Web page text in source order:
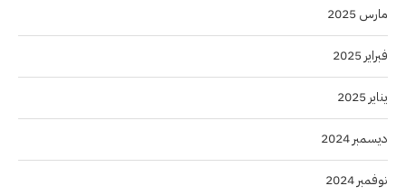
مارس 2025
فبراير 2025
يناير 2025
ديسمبر 2024
نوفمبر 2024